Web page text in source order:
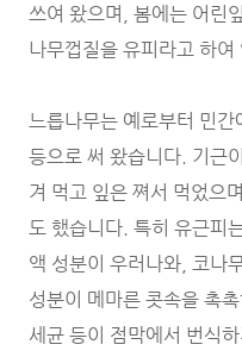
쓰여 왔으며, 봄에는 어린
나무껍질을 유피라고 하
느릅나무는 예로부터 민간
등으로 써 왔습니다. 기근
겨 먹고 잎은 쪄서 먹었으
도 했습니다. 특히 유근피
액 성분이 우러나와, 코나
성분이 메마른 콧속을 촉
세균 등이 점막에서 번식